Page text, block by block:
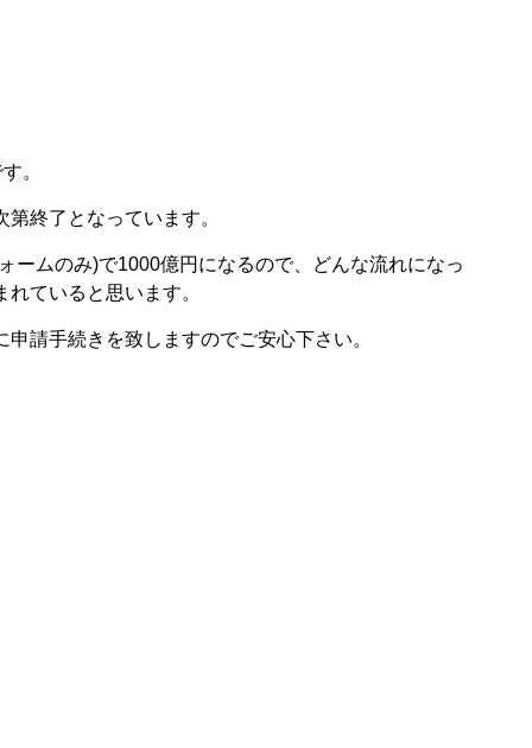
。
終了となっています。
ームのみ)で1000億円になるので、どんな流れになっ
ていると思います。
請手続きを致しますのでご安心下さい。